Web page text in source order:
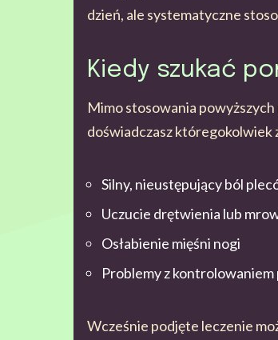
dzień, ale systematyczne
Kiedy szukać
Mimo stosowania
doświadczasz któregokolwiek
Silny, nieustępujący ból
Uczucie drętwienia lub
Osłabienie mięśni nogi
Problemy z
Wcześnie podjęte leczenie